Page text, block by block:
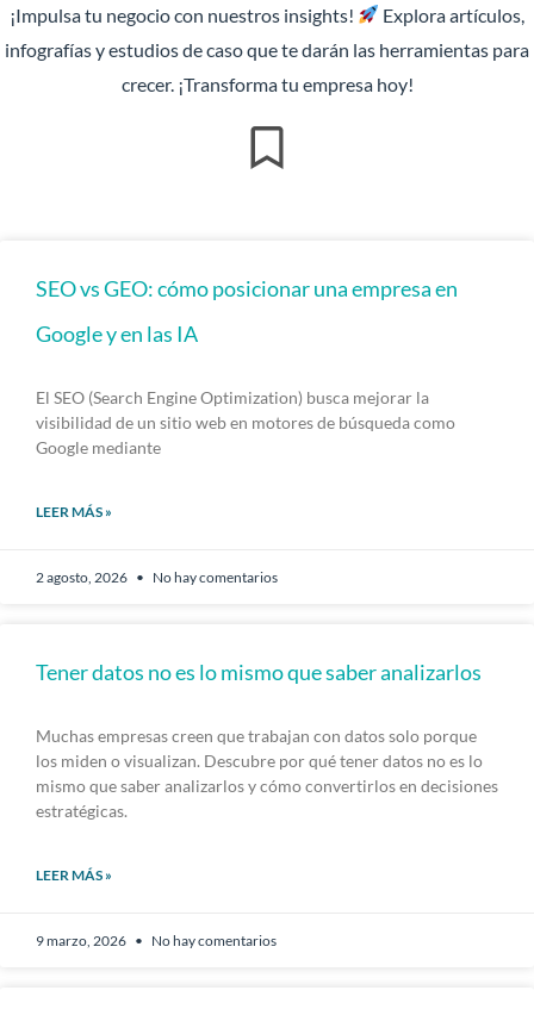
¡Impulsa tu negocio con nuestros insights!
Explora artículos,
infografías y estudios de caso que te darán las herramientas para
crecer. ¡Transforma tu empresa hoy!
SEO vs GEO: cómo posicionar una empresa en
Google y en las IA
El SEO (Search Engine Optimization) busca mejorar la
visibilidad de un sitio web en motores de búsqueda como
Google mediante
LEER MÁS »
2 agosto, 2026 No hay comentarios
Tener datos no es lo mismo que saber analizarlos
Muchas empresas creen que trabajan con datos solo porque
los miden o visualizan. Descubre por qué tener datos no es lo
mismo que saber analizarlos y cómo convertirlos en decisiones
estratégicas.
LEER MÁS »
9 marzo, 2026 No hay comentarios